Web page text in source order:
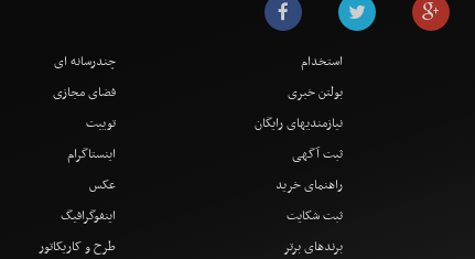
استخدام
بولتن خبری
نیازمندیهای رایگان
ثبت آگهی
راهنمای خرید
ثبت شکایت
برندهای برتر
چندرسانه ای
فضای مجازی
توییت
اینستاگرام
عکس
اینفوگرافیگ
طرح و کاریکاتور